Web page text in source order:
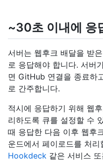
~30초 이내에 응
서버는 웹후크 배달을 받
로 응답해야 합니다. 서버
면 GitHub 연결을 종료하
로 간주합니다.
적시에 응답하기 위해 웹
리하도록 큐를 설정할 수
때 응답한 다음 이후 웹후
운드에서 페이로드를 처
Hookdeck 같은 서비스 또